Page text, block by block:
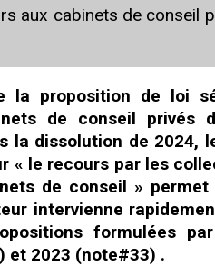
aux cabinets de conseil
la proposition de loi
de conseil privés
la dissolution de 2024,
« le recours par les
de conseil »
intervienne
formulées par
et 2023 (note#33) .